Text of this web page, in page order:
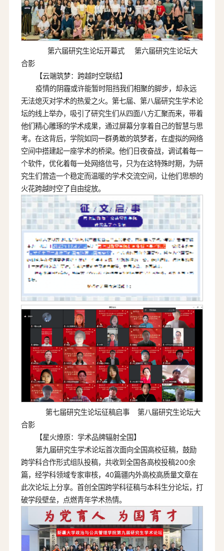
第六届研究生论坛开幕式 第六届研究生论坛大
合影
【云端筑梦：跨越时空联结】
疫情的阴霾或许能暂时阻挡我们相聚的脚步，却永远
无法熄灭对学术的热爱之火。第七届、第八届研究生学术论
坛的线上举办，吸引了研究生们从四面八方汇聚而来，带着
他们精心雕琢的学术成果，通过屏幕分享着自己的智慧与思
考。在这背后，学院如同一群勇敢的筑梦者，在虚拟的网络
空间中搭建起一座学术的桥梁。他们日夜奋战，调试着每一
个软件，优化着每一处网络信号，只为在这特殊时期，为研
究生们营造一个稳定而温暖的学术交流空间，让他们思想的
火花跨越时空了自由绽放。
第七届研究生论坛征稿启事 第八届研究生论坛大
合影
【星火燎原：学术品牌辐射全国】
第九届研究生学术论坛首次面向全国高校征稿，鼓励
跨学科合作形式组队投稿，共收到全国各高校投稿200余
篇，经学科领域专家审核，40篇疆内外高校高质量文章在
此次论坛上分享。首创全国跨学科征稿与本科生分论坛，打
破学段壁垒，点燃青年学术热情。